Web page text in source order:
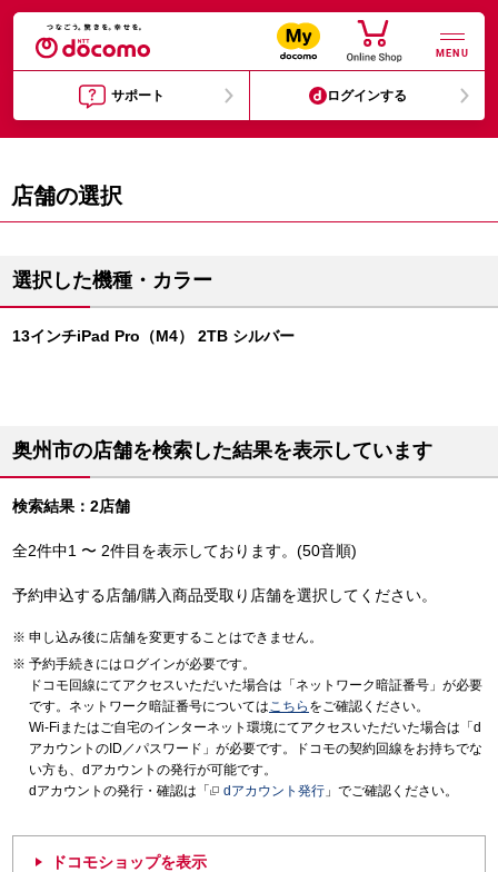
MENU
サポート ログインする
店舗の選択
選択した機種・カラー
13インチiPad Pro（M4） 2TB シルバー
奥州市の店舗を検索した結果を表示しています
検索結果：2店舗
全2件中1 〜 2件目を表示しております。(50音順)
予約申込する店舗/購入商品受取り店舗を選択してください。
申し込み後に店舗を変更することはできません。
予約手続きにはログインが必要です。
ドコモ回線にてアクセスいただいた場合は「ネットワーク暗証番号」が必要
です。ネットワーク暗証番号についてはこちら をご確認ください。
Wi-Fiまたはご自宅のインターネット環境にてアクセスいただいた場合は「d
アカウントのID／パスワード」が必要です。ドコモの契約回線をお持ちでな
い方も、dアカウントの発行が可能です。
dアカウントの発行・確認は「
dアカウント発行 」でご確認ください。
ドコモショップを表示